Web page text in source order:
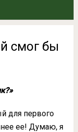
смог бы
для первого
ее! Думаю, я